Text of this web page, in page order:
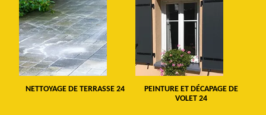
NETTOYAGE DE TERRASSE 24
PEINTURE ET DÉCAPAGE DE
VOLET 24